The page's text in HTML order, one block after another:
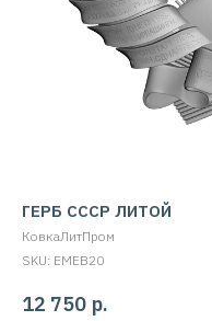
ГЕРБ СССР ЛИТОЙ
КовкаЛитПром
SKU: EMEB20
12 750 р.